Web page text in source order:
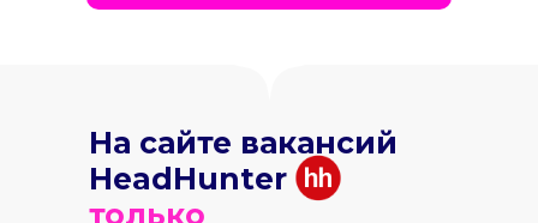
На сайте вакансий
HeadHunter
только